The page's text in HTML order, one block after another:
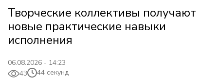
Творческие коллективы получают
новые практические навыки
исполнения
06.08.2026 - 14:23
43
44 секунд